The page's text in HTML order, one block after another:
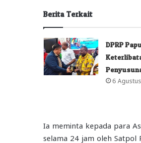
Berita Terkait
DPRP
6
Ia meminta kepada para
selama 24 jam oleh Satpol